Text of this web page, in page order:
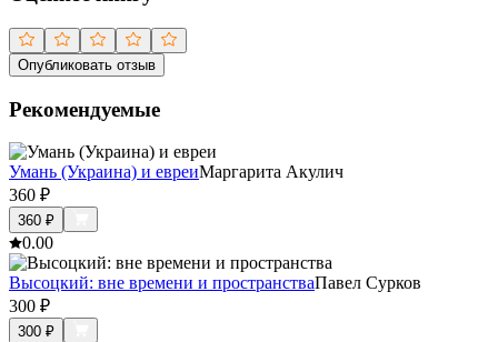
Опубликовать отзыв
Рекомендуемые
Умань (Украина) и евреиМаргарита Акулич
360 ₽
360 ₽
0.00
Высоцкий: вне времени и пространстваПавел Сурков
300 ₽
300 ₽